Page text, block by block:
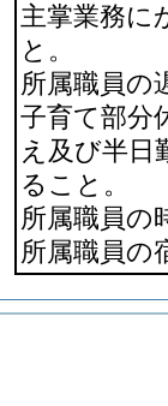
主掌業務に
と。
所属職員の
子育て部分
え及び半日
ること。
所属職員の
所属職員の